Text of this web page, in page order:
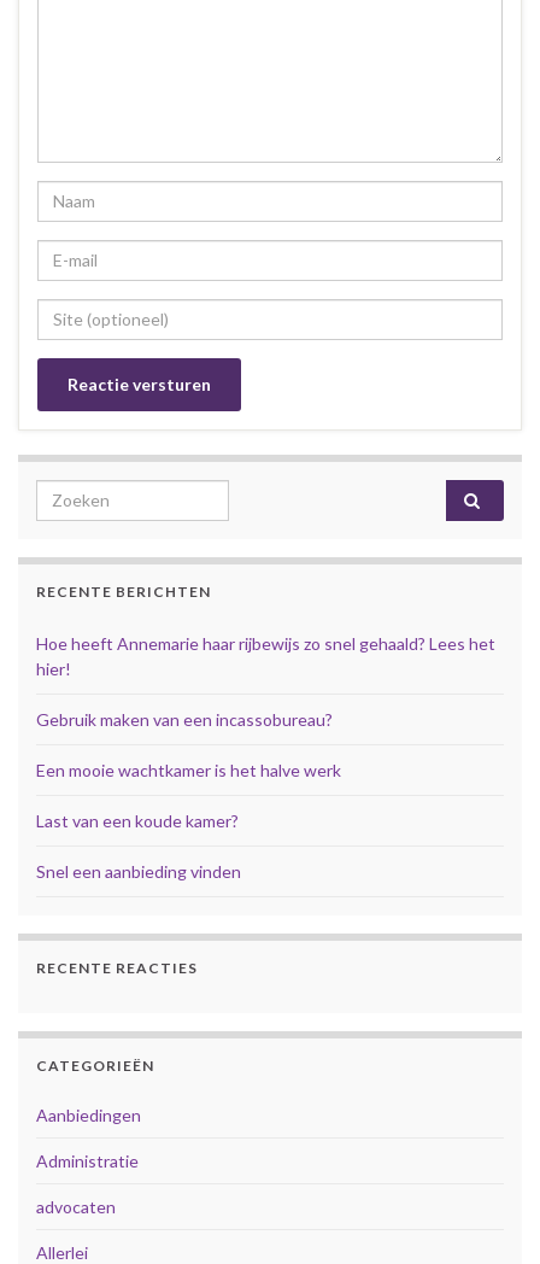
Search for:
RECENTE BERICHTEN
Hoe heeft Annemarie haar rijbewijs zo snel gehaald? Lees het
hier!
Gebruik maken van een incassobureau?
Een mooie wachtkamer is het halve werk
Last van een koude kamer?
Snel een aanbieding vinden
RECENTE REACTIES
CATEGORIEËN
Aanbiedingen
Administratie
advocaten
Allerlei